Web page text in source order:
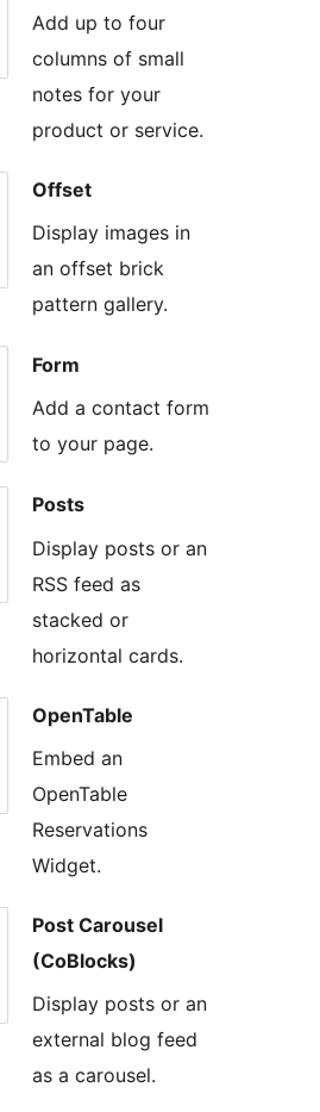
Add up to four
columns of small
notes for your
product or service.
Offset
Display images in
an offset brick
pattern gallery.
Form
Add a contact form
to your page.
Posts
Display posts or an
RSS feed as
stacked or
horizontal cards.
OpenTable
Embed an
OpenTable
Reservations
Widget.
Post Carousel
(CoBlocks)
Display posts or an
external blog feed
as a carousel.